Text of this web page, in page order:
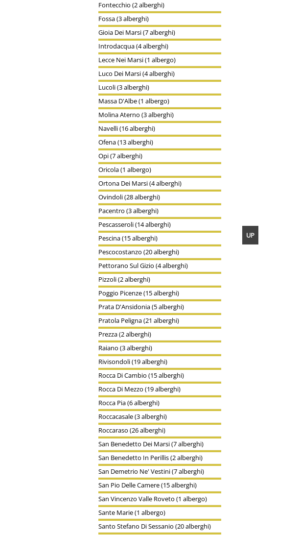
UP
Fontecchio (2 alberghi)
Fossa (3 alberghi)
Gioia Dei Marsi (7 alberghi)
Introdacqua (4 alberghi)
Lecce Nei Marsi (1 albergo)
Luco Dei Marsi (4 alberghi)
Lucoli (3 alberghi)
Massa D'Albe (1 albergo)
Molina Aterno (3 alberghi)
Navelli (16 alberghi)
Ofena (13 alberghi)
Opi (7 alberghi)
Oricola (1 albergo)
Ortona Dei Marsi (4 alberghi)
Ovindoli (28 alberghi)
Pacentro (3 alberghi)
Pescasseroli (14 alberghi)
Pescina (15 alberghi)
Pescocostanzo (20 alberghi)
Pettorano Sul Gizio (4 alberghi)
Pizzoli (2 alberghi)
Poggio Picenze (15 alberghi)
Prata D'Ansidonia (5 alberghi)
Pratola Peligna (21 alberghi)
Prezza (2 alberghi)
Raiano (3 alberghi)
Rivisondoli (19 alberghi)
Rocca Di Cambio (15 alberghi)
Rocca Di Mezzo (19 alberghi)
Rocca Pia (6 alberghi)
Roccacasale (3 alberghi)
Roccaraso (26 alberghi)
San Benedetto Dei Marsi (7 alberghi)
San Benedetto In Perillis (2 alberghi)
San Demetrio Ne' Vestini (7 alberghi)
San Pio Delle Camere (15 alberghi)
San Vincenzo Valle Roveto (1 albergo)
Sante Marie (1 albergo)
Santo Stefano Di Sessanio (20 alberghi)